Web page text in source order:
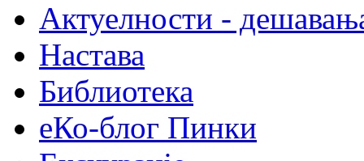
Актуелности -
Настава
Библиотека
еКо-блог Пинки